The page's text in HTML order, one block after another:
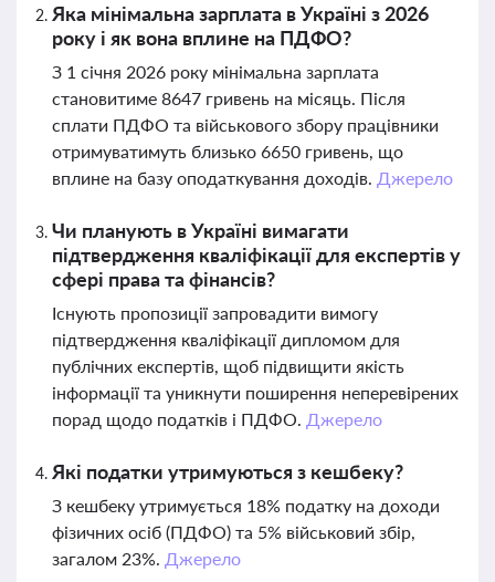
Яка мінімальна зарплата в Україні з 2026
року і як вона вплине на ПДФО?
З 1 січня 2026 року мінімальна зарплата
становитиме 8647 гривень на місяць. Після
сплати ПДФО та військового збору працівники
отримуватимуть близько 6650 гривень, що
вплине на базу оподаткування доходів. Джерело
Чи планують в Україні вимагати
підтвердження кваліфікації для експертів у
сфері права та фінансів?
Існують пропозиції запровадити вимогу
підтвердження кваліфікації дипломом для
публічних експертів, щоб підвищити якість
інформації та уникнути поширення неперевірених
порад щодо податків і ПДФО. Джерело
Які податки утримуються з кешбеку?
З кешбеку утримується 18% податку на доходи
фізичних осіб (ПДФО) та 5% військовий збір,
загалом 23%. Джерело